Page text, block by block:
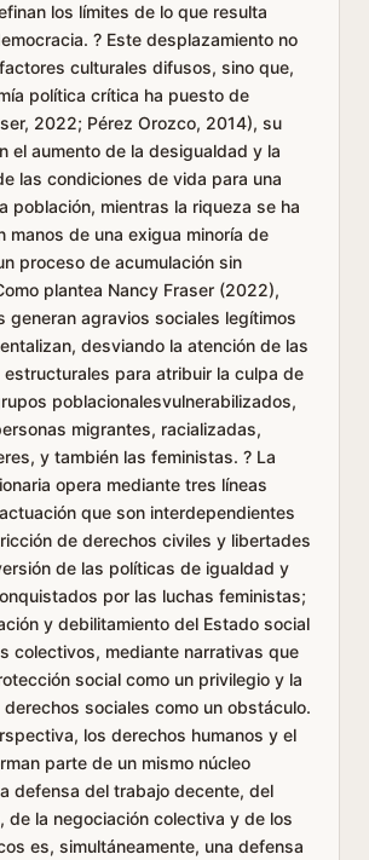
los límites de lo que resulta
? Este desplazamiento no
culturales difusos, sino que,
política crítica ha puesto de
2022; Pérez Orozco, 2014), su
el aumento de la desigualdad y la
las condiciones de vida para una
población, mientras la riqueza se ha
manos de una exigua minoría de
proceso de acumulación sin
plantea Nancy Fraser (2022),
generan agravios sociales legítimos
desviando la atención de las
para atribuir la culpa de
poblacionalesvulnerabilizados,
migrantes, racializadas,
y también las feministas. ? La
opera mediante tres líneas
que son interdependientes
de derechos civiles y libertades
de las políticas de igualdad y
por las luchas feministas;
y debilitamiento del Estado social
colectivos, mediante narrativas que
social como un privilegio y la
sociales como un obstáculo.
los derechos humanos y el
parte de un mismo núcleo
defensa del trabajo decente, del
de la negociación colectiva y de los
es, simultáneamente, una defensa